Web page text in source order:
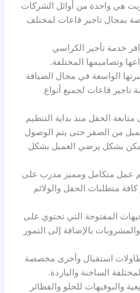
هي واحدة من أوائل الشركات
بمجال تاجير قاعات لمختلف
خدمة تأجير الكراسي
وتصاميمها المختلفة.
الواسعة في مجال الضيافة
تاجير قاعات لجميع أنواع
الحفل منذ بداية التنظيم
من الصفر حتى يتم الوصول
بشكل يرضي العميل بشكل
عمل متكامل ومميز مدرب على
متطلبات الحفل والولائم
المفتوحة التي تحتوي على
بالإضافة إلى التمور
طاولات استقبال وأخرى مخصصة
الساخنة والباردة.
والبوفيهات للحلو والفطائر